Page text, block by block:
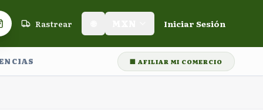
de compras
Rastrear Iniciar Sesión
🏢 AFILIAR MI COMERCIO